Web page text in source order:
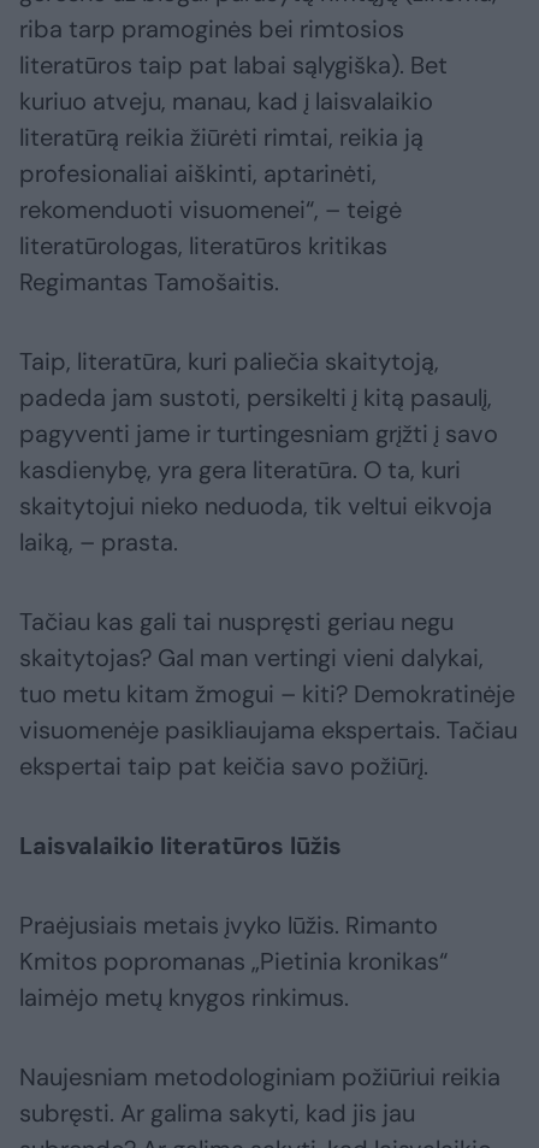
riba tarp pramoginės bei rimtosios
literatūros taip pat labai sąlygiška). Bet
kuriuo atveju, manau, kad į laisvalaikio
literatūrą reikia žiūrėti rimtai, reikia ją
profesionaliai aiškinti, aptarinėti,
rekomenduoti visuomenei“, – teigė
literatūrologas, literatūros kritikas
Regimantas Tamošaitis.
Taip, literatūra, kuri paliečia skaitytoją,
padeda jam sustoti, persikelti į kitą pasaulį,
pagyventi jame ir turtingesniam grįžti į savo
kasdienybę, yra gera literatūra. O ta, kuri
skaitytojui nieko neduoda, tik veltui eikvoja
laiką, – prasta.
Tačiau kas gali tai nuspręsti geriau negu
skaitytojas? Gal man vertingi vieni dalykai,
tuo metu kitam žmogui – kiti? Demokratinėje
visuomenėje pasikliaujama ekspertais. Tačiau
ekspertai taip pat keičia savo požiūrį.
Laisvalaikio literatūros lūžis
Praėjusiais metais įvyko lūžis. Rimanto
Kmitos popromanas „Pietinia kronikas“
laimėjo metų knygos rinkimus.
Naujesniam metodologiniam požiūriui reikia
subręsti. Ar galima sakyti, kad jis jau